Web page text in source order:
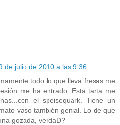
de julio de 2010 a las 9:36
todo lo que lleva fresas me
me ha entrado. Esta tarta me
el speisequark. Tiene un
vaso también genial. Lo de que
gozada, verdaD?